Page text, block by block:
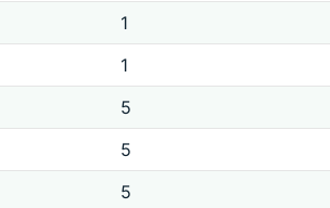
1
1
5
5
5